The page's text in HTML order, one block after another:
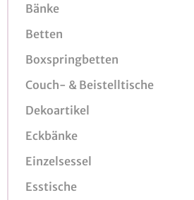
Bänke
Betten
Boxspringbetten
Couch- & Beistelltische
Dekoartikel
Eckbänke
Einzelsessel
Esstische